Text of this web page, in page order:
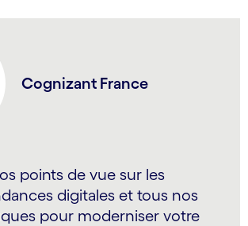
Cognizant France
points de vue sur les
digitales et tous nos
pour moderniser votre